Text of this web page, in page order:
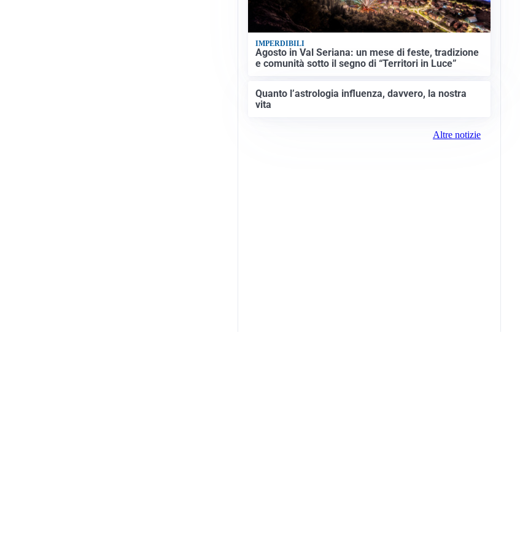
IMPERDIBILI
Agosto in Val Seriana: un mese di feste, tradizione
e comunità sotto il segno di “Territori in Luce”
Quanto l’astrologia influenza, davvero, la nostra
vita
Altre notizie